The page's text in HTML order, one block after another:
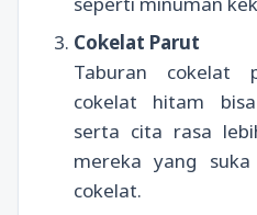
Cokelat Parut
Taburan cokelat
cokelat hitam
serta cita rasa
mereka yang
cokelat.